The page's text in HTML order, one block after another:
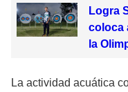
Logra
coloca
la
La actividad acuática